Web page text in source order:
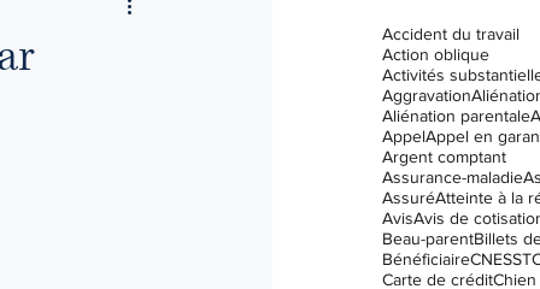
Dommages punitifs
Accident du travail
Action oblique
Activités
Aggravation
Aliénation parentale
AppelAppel en
Argent comptant
Assurance-maladie
AssuréAtteinte à la
AvisAvis de
Beau-parentBillets
BénéficiaireCNESST
Carte de créditChien